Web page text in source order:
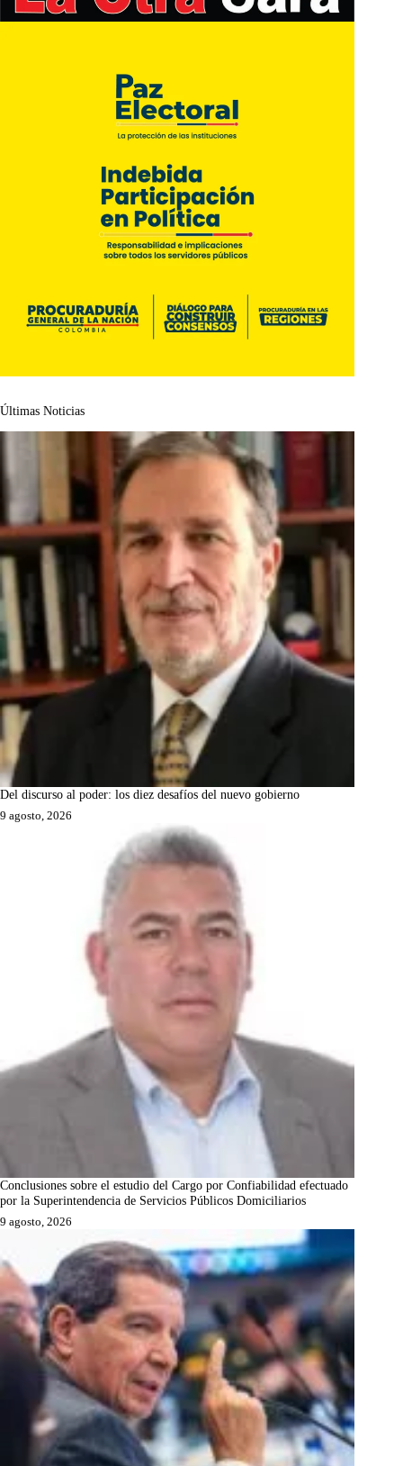
Últimas Noticias
Del discurso al poder: los diez desafíos del nuevo gobierno
9 agosto, 2026
Conclusiones sobre el estudio del Cargo por Confiabilidad efectuado
por la Superintendencia de Servicios Públicos Domiciliarios
9 agosto, 2026